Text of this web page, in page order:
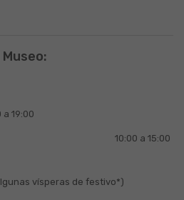
a 19:00
10:00 a 15:00
vísperas de festivo*)